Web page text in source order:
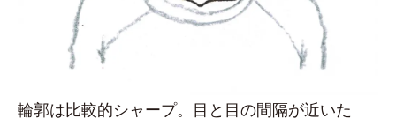
輪郭は比較的シャープ。目と目の間隔が近いた